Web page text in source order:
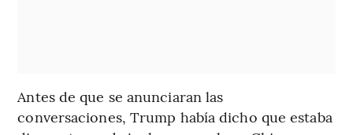
Antes de que se anunciaran las
conversaciones, Trump había dicho que estaba